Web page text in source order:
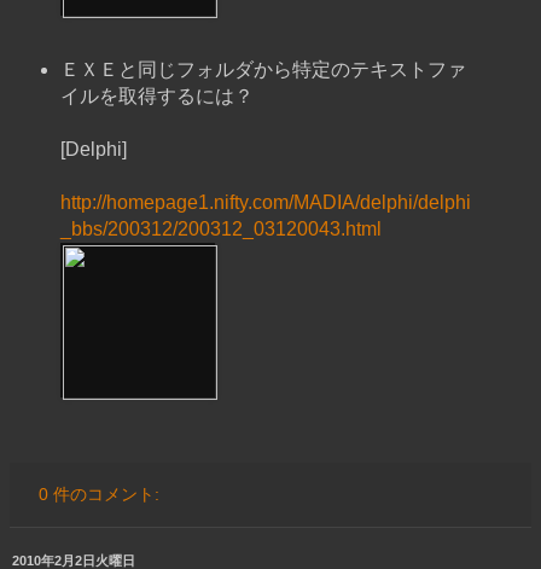
ＥＸＥと同じフォルダから特定のテキストファ
イルを取得するには？
[Delphi]
http://homepage1.nifty.com/MADIA/delphi/delphi
_bbs/200312/200312_03120043.html
0 件のコメント:
2010年2月2日火曜日